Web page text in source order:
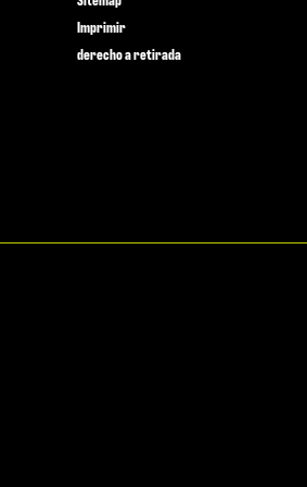
Imprimir
derecho a retirada